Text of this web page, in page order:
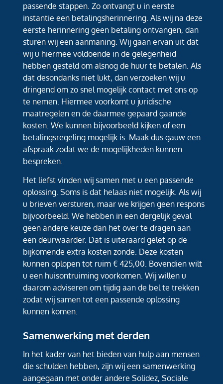
passende stappen. Zo ontvangt u in eerste
instantie een betalingsherinnering. Als wij na deze
eerste herinnering geen betaling ontvangen, dan
sturen wij een aanmaning. Wij gaan ervan uit dat
wij u hiermee voldoende in de gelegenheid
hebben gesteld om alsnog de huur te betalen. Als
dat desondanks niet lukt, dan verzoeken wij u
dringend om zo snel mogelijk contact met ons op
te nemen. Hiermee voorkomt u juridische
maatregelen en de daarmee gepaard gaande
kosten. We kunnen bijvoorbeeld kijken of een
betalingsregeling mogelijk is. Maak dus gauw een
afspraak zodat we de mogelijkheden kunnen
bespreken.
Het liefst vinden wij samen met u een passende
oplossing. Soms is dat helaas niet mogelijk. Als wij
u brieven versturen, maar we krijgen geen respons
bijvoorbeeld. We hebben in een dergelijk geval
geen andere keuze dan het over te dragen aan
een deurwaarder. Dat is uiteraard gelet op de
bijkomende extra kosten zonde. Deze kosten
kunnen oplopen tot ruim € 425,00. Bovendien wilt
u een huisontruiming voorkomen. Wij willen u
daarom adviseren om tijdig aan de bel te trekken
zodat wij samen tot een passende oplossing
kunnen komen.
Samenwerking met derden
In het kader van het bieden van hulp aan mensen
die schulden hebben, zijn wij een samenwerking
aangegaan met onder andere Solidez, Sociale